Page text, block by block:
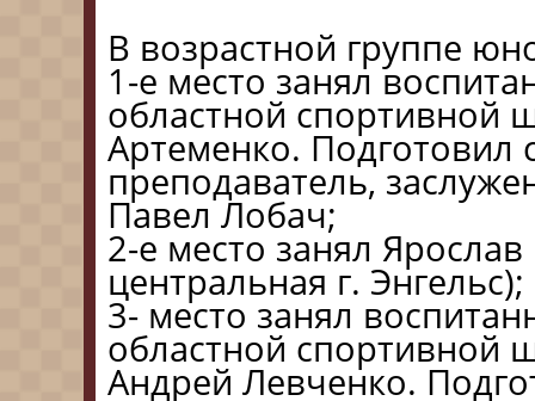
В возрастной группе
1-е место занял
областной спортивной
Артеменко. Подготовил
преподаватель,
Павел Лобач;
2-е место занял
центральная г. Энгельс);
3- место занял
областной спортивной
Андрей Левченко.